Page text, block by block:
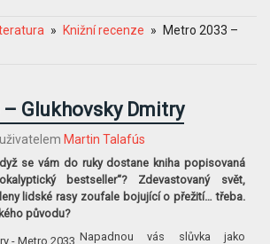
Knižní recenze
Metro 2033 –
– Glukhovsky Dmitry
uživatelem Martin Talafús
se vám do ruky dostane kniha popisovaná
bestseller“? Zdevastovaný svět,
lidské rasy zoufale bojující o přežití… třeba.
původu?
Napadnou vás slůvka jako